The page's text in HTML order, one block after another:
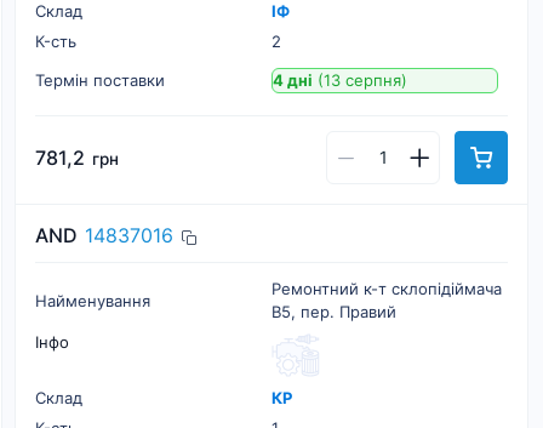
Склад
ІФ
К-cть
2
Термін поставки
4 дні (13 серпня)
781,2 грн
AND 14837016
Найменування
Ремонтний к-т склопідіймача
B5, пер. Правий
Інфо
Склад
КР